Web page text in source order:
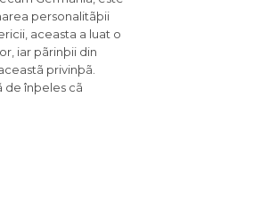
personalitãþii
aceasta a luat o
iar pãrinþii din
privinþã.
de înþeles cã